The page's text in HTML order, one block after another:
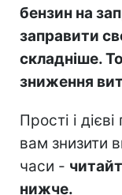
бензин на
заправити
складніше.
зниження
Прості і
вам знизити
часи -
нижче.